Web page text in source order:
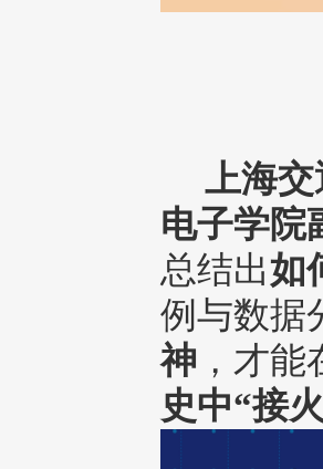
上海交
电子学院
总结出如
例与数据
神 ，才
史中“接